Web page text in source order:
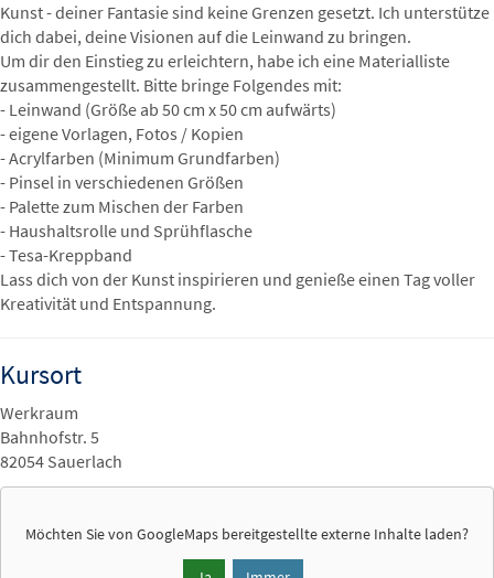
Kunst - deiner Fantasie sind keine Grenzen gesetzt. Ich unterstütze
dich dabei, deine Visionen auf die Leinwand zu bringen.
Um dir den Einstieg zu erleichtern, habe ich eine Materialliste
zusammengestellt. Bitte bringe Folgendes mit:
- Leinwand (Größe ab 50 cm x 50 cm aufwärts)
- eigene Vorlagen, Fotos / Kopien
- Acrylfarben (Minimum Grundfarben)
- Pinsel in verschiedenen Größen
- Palette zum Mischen der Farben
- Haushaltsrolle und Sprühflasche
- Tesa-Kreppband
Lass dich von der Kunst inspirieren und genieße einen Tag voller
Kreativität und Entspannung.
Kursort
Werkraum
Bahnhofstr. 5
82054 Sauerlach
Möchten Sie von GoogleMaps bereitgestellte externe Inhalte laden?